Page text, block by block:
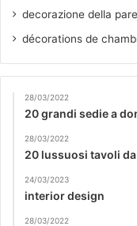
decorazione della
décorations de
28/03/2022
20 grandi sedie a
28/03/2022
20 lussuosi tavoli
24/03/2023
interior design
28/03/2022